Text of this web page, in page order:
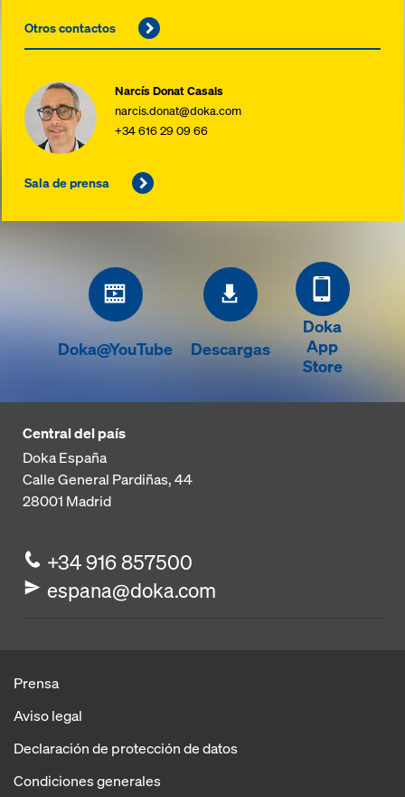
Otros contactos
Narcís Donat Casals
narcis.donat@doka.com
+34 616 29 09 66
Sala de prensa
Doka@YouTube Descargas
Doka
App
Store
Central del país
Doka España
Calle General Pardiñas, 44
28001 Madrid
+34 916 857500
espana@doka.com
Prensa
Aviso legal
Declaración de protección de datos
Condiciones generales